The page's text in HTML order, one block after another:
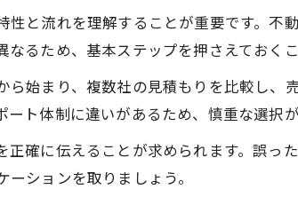
業者を避けるための比較チェックポイン
者一覧を活用した大阪市不動産売却の流れ
ての不動産売却で知っておきたい大阪市見
で戸惑わない不動産売却サポートの選び方
と流れを理解することが重要です。不
るため、基本ステップを押さえておく
始まり、複数社の見積もりを比較し、
ト体制に違いがあるため、慎重な選択が
確に伝えることが求められます。誤っ
ションを取りましょう。